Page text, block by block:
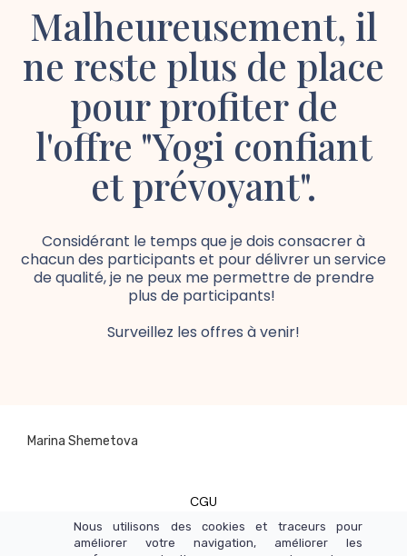
Malheureusement, il
ne reste plus de place
pour profiter de
l'offre "Yogi confiant
et prévoyant".
Considérant le temps que je dois consacrer à
chacun des participants et pour délivrer un service
de qualité, je ne peux me permettre de prendre
plus de participants!
Surveillez les offres à venir!
Marina Shemetova
CGU
Nous utilisons des cookies et traceurs pour
améliorer votre navigation, améliorer les